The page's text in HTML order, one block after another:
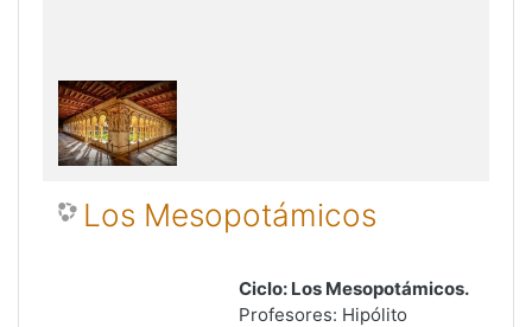
Los Mesopotámicos
Ciclo: Los Mesopotámicos.
Profesores: Hipólito